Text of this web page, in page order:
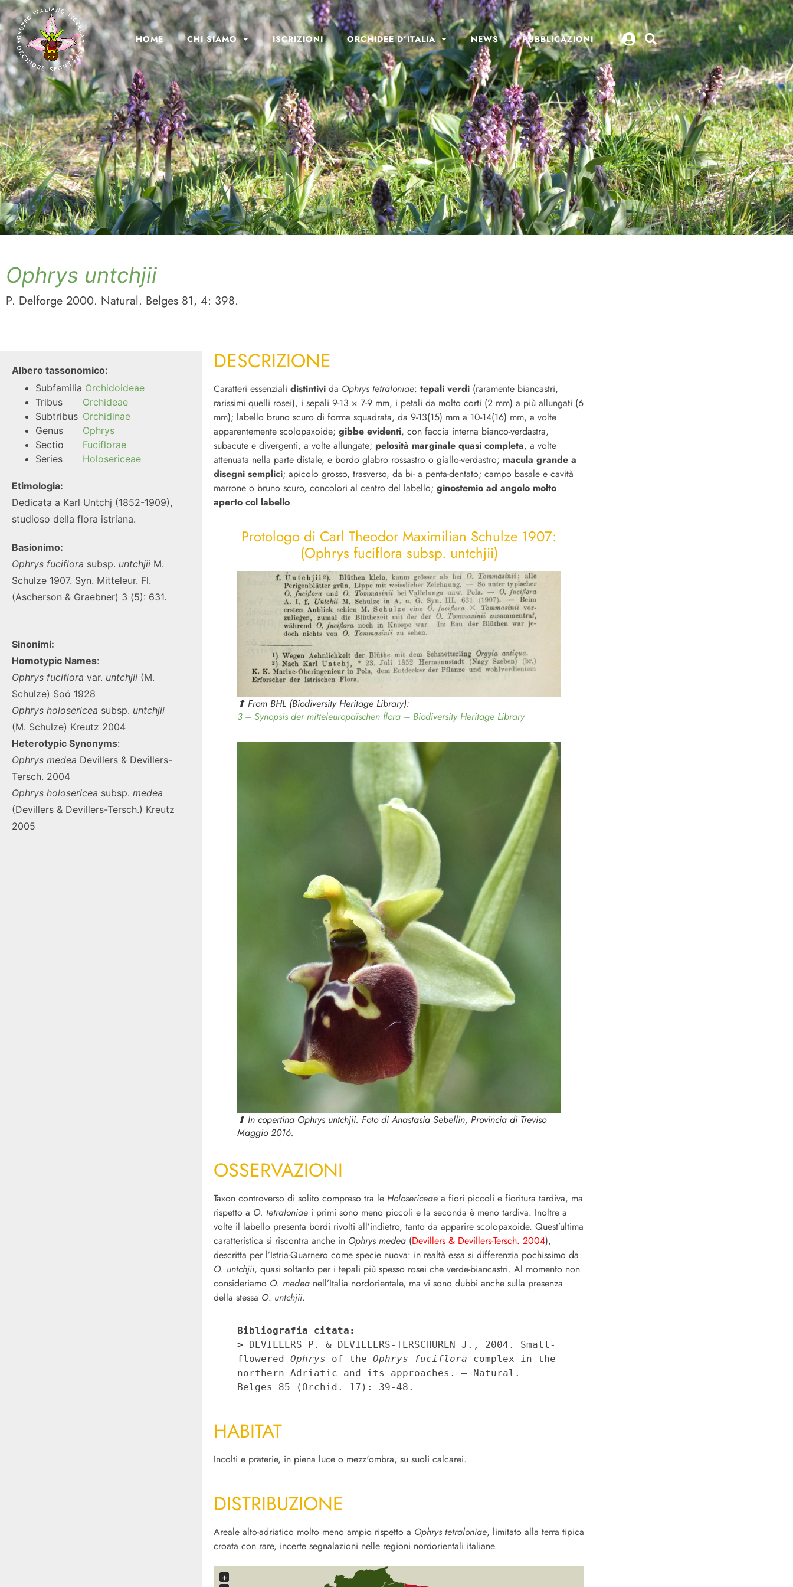
HOME CHI SIAMO ISCRIZIONI ORCHIDEE D’ITALIA NEWS PUBBLICAZIONI
Ophrys untchjii
P. Delforge 2000. Natural. Belges 81, 4: 398.
Albero tassonomico:
Subfamilia Orchidoideae
Tribus
Orchideae
Subtribus Orchidinae
Genus
Ophrys
Sectio
Fuciflorae
Series
Holosericeae
Etimologia:
Dedicata a Karl Untchj (1852-1909),
studioso della flora istriana.
Basionimo:
Ophrys fuciflora subsp. untchjii M.
Schulze 1907. Syn. Mitteleur. Fl.
(Ascherson & Graebner) 3 (5): 631.
Sinonimi:
Homotypic Names:
Ophrys fuciflora var. untchjii (M.
Schulze) Soó 1928
Ophrys holosericea subsp. untchjii
(M. Schulze) Kreutz 2004
Heterotypic Synonyms:
Ophrys medea Devillers & Devillers-
Tersch. 2004
Ophrys holosericea subsp. medea
(Devillers & Devillers-Tersch.) Kreutz
2005
DESCRIZIONE
Caratteri essenziali distintivi da Ophrys tetraloniae: tepali verdi (raramente biancastri,
rarissimi quelli rosei), i sepali 9-13 × 7-9 mm, i petali da molto corti (2 mm) a più allungati (6
mm); labello bruno scuro di forma squadrata, da 9-13(15) mm a 10-14(16) mm, a volte
apparentemente scolopaxoide; gibbe evidenti, con faccia interna bianco-verdastra,
subacute e divergenti, a volte allungate; pelosità marginale quasi completa, a volte
attenuata nella parte distale, e bordo glabro rossastro o giallo-verdastro; macula grande a
disegni semplici; apicolo grosso, trasverso, da bi- a penta-dentato; campo basale e cavità
marrone o bruno scuro, concolori al centro del labello; ginostemio ad angolo molto
aperto col labello.
Protologo di Carl Theodor Maximilian Schulze 1907:
(Ophrys fuciflora subsp. untchjii)
⬆︎ From BHL (Biodiversity Heritage Library):
3 – Synopsis der mitteleuropaïschen flora – Biodiversity Heritage Library
⬆︎ In copertina Ophrys untchjii. Foto di Anastasia Sebellin, Provincia di Treviso
Maggio 2016.
OSSERVAZIONI
Taxon controverso di solito compreso tra le Holosericeae a fiori piccoli e fioritura tardiva, ma
rispetto a O. tetraloniae i primi sono meno piccoli e la seconda è meno tardiva. Inoltre a
volte il labello presenta bordi rivolti all’indietro, tanto da apparire scolopaxoide. Quest’ultima
caratteristica si riscontra anche in Ophrys medea (Devillers & Devillers-Tersch. 2004),
descritta per l’Istria-Quarnero come specie nuova: in realtà essa si differenzia pochissimo da
O. untchjii, quasi soltanto per i tepali più spesso rosei che verde-biancastri. Al momento non
consideriamo O. medea nell’Italia nordorientale, ma vi sono dubbi anche sulla presenza
della stessa O. untchjii.
Bibliografia citata:
> DEVILLERS P. & DEVILLERS-TERSCHUREN J., 2004. Small-
flowered Ophrys of the Ophrys fuciflora complex in the
northern Adriatic and its approaches. – Natural.
Belges 85 (Orchid. 17): 39-48.
HABITAT
Incolti e praterie, in piena luce o mezz'ombra, su suoli calcarei.
DISTRIBUZIONE
Areale alto-adriatico molto meno ampio rispetto a Ophrys tetraloniae, limitato alla terra tipica
croata con rare, incerte segnalazioni nelle regioni nordorientali italiane.
+